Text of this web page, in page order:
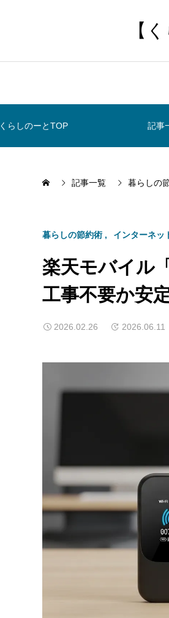
【
くらしのーとTOP 記事
記事一覧 暮らしの
暮らしの節約術 インターネッ
楽天モバイル
工事不要か安
2026.02.26 2026.06.11